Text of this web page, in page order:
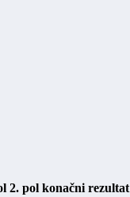
2. pol konačni rezultat